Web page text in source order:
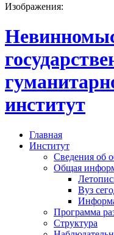
Изображения:
институт
Главная
Институт
Сведения об
Общая
Вуз
Программа
Структура